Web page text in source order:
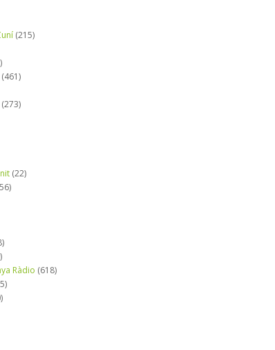
(215)
(461)
(273)
(22)
Ràdio (618)